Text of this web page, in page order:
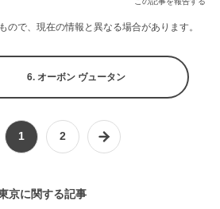
で、現在の情報と異なる場合があります。
6. オーボン ヴュータン
1 2
京に関する記事